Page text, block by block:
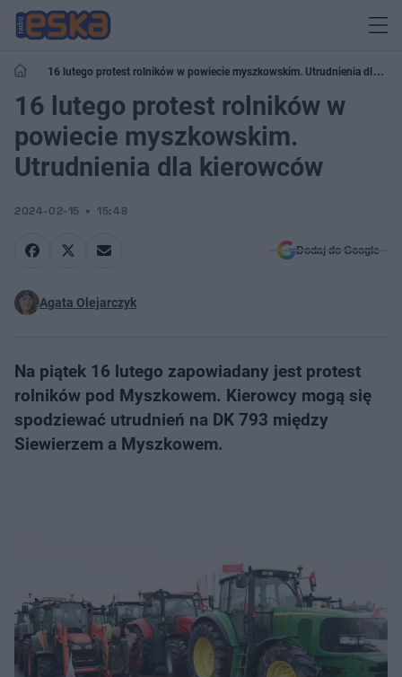
16 lutego protest rolników w powiecie myszkowskim. Utrudnienia dla
kierowców
16 lutego protest rolników w
powiecie myszkowskim.
Utrudnienia dla kierowców
2024-02-15 15:48
Dodaj do Google
Agata Olejarczyk
Na piątek 16 lutego zapowiadany jest protest
rolników pod Myszkowem. Kierowcy mogą się
spodziewać utrudnień na DK 793 między
Siewierzem a Myszkowem.